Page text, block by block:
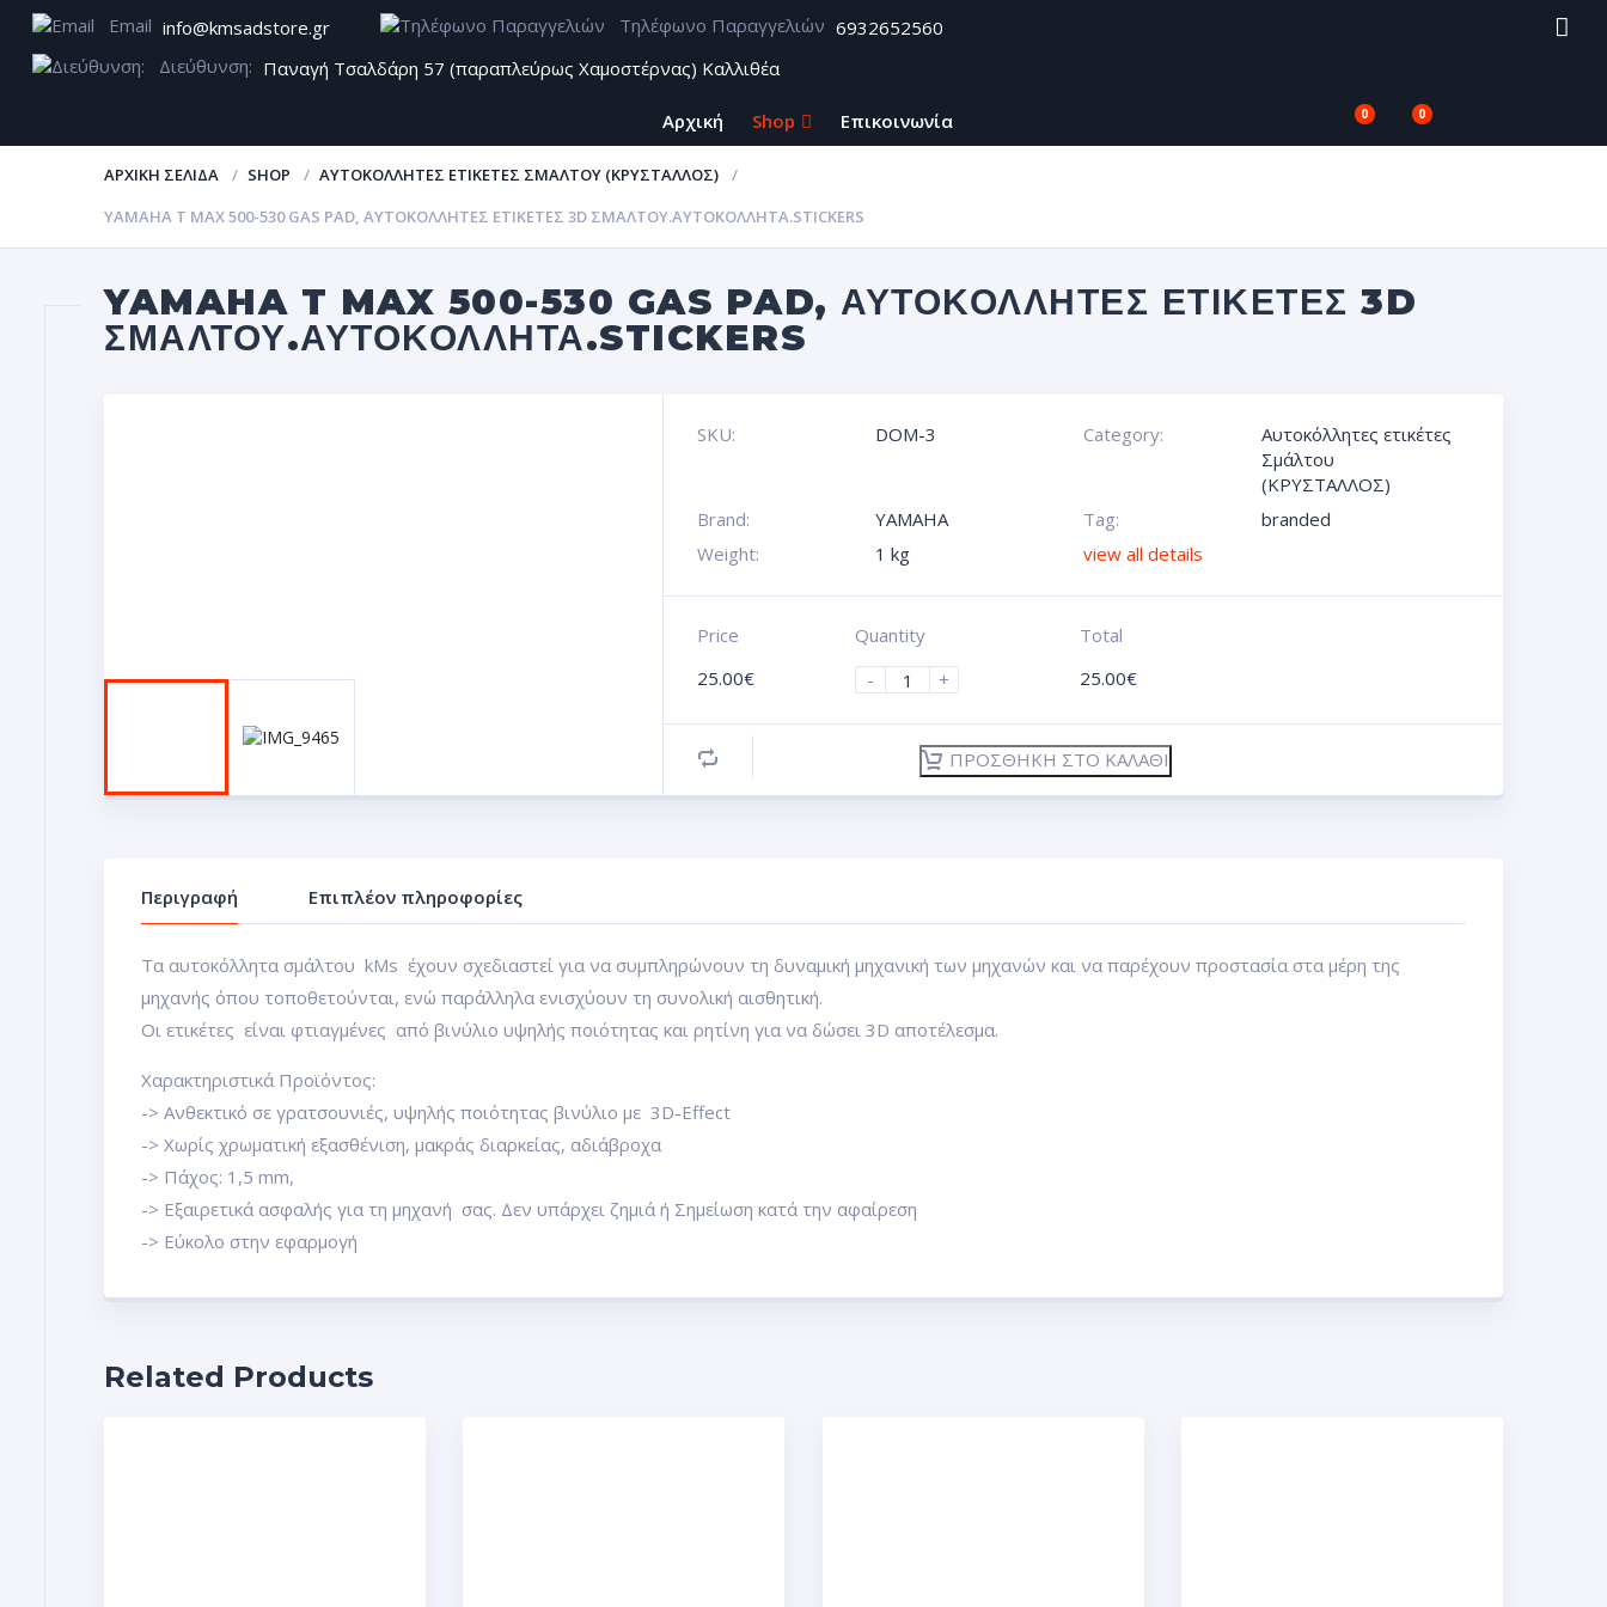
Email info@kmsadstore.gr Τηλέφωνο Παραγγελιών 6932652560
Διεύθυνση: Παναγή Τσαλδάρη 57 (παραπλεύρως Χαμοστέρνας) Καλλιθέα
Αρχική Shop Επικοινωνία 0 0
ΑΡΧΙΚΉ ΣΕΛΊΔΑ SHOP
ΑΥΤΟΚΌΛΛΗΤΕΣ ΕΤΙΚΈΤΕΣ ΣΜΆΛΤΟΥ (ΚΡΥΣΤΑΛΛΟΣ)
YAMAHA T MAX 500-530 GAS PAD, ΑΥΤΟΚΌΛΛΗΤΕΣ ΕΤΙΚΈΤΕΣ 3D ΣΜΆΛΤΟΥ.ΑΥΤΟΚΌΛΛΗΤΑ.STICKERS
YAMAHA T MAX 500-530 GAS PAD, ΑΥΤΟΚΌΛΛΗΤΕΣ ΕΤΙΚΈΤΕΣ 3D
ΣΜΆΛΤΟΥ.ΑΥΤΟΚΌΛΛΗΤΑ.STICKERS
SKU: DOM-3 Category:
Αυτοκόλλητες ετικέτες
Σμάλτου
(ΚΡΥΣΤΑΛΛΟΣ)
Brand:
YAMAHA Tag:
branded
Weight:
1 kg view all details
Price
25.00€
Quantity
-
+
Total
25.00€
ΠΡΟΣΘΉΚΗ ΣΤΟ ΚΑΛΆΘΙ
Περιγραφή Επιπλέον πληροφορίες
Τα αυτοκόλλητα σμάλτου kMs έχουν σχεδιαστεί για να συμπληρώνουν τη δυναμική μηχανική των μηχανών και να παρέχουν προστασία στα μέρη της
μηχανής όπου τοποθετούνται, ενώ παράλληλα ενισχύουν τη συνολική αισθητική.
Οι ετικέτες είναι φτιαγμένες από βινύλιο υψηλής ποιότητας και ρητίνη για να δώσει 3D αποτέλεσμα.
Χαρακτηριστικά Προϊόντος:
-> Ανθεκτικό σε γρατσουνιές, υψηλής ποιότητας βινύλιο με 3D-Effect
-> Χωρίς χρωματική εξασθένιση, μακράς διαρκείας, αδιάβροχα
-> Πάχος: 1,5 mm,
-> Εξαιρετικά ασφαλής για τη μηχανή σας. Δεν υπάρχει ζημιά ή Σημείωση κατά την αφαίρεση
-> Εύκολο στην εφαρμογή
Related Products